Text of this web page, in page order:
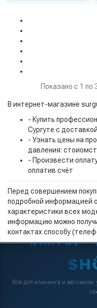
Показано с 1 по
В интернет-магазине
- Купить
Сургуте с доставкой
- Узнать цены на
давления:
- Произвести
оплатив счёт
Перед совершением
подробной информацией
характеристики всех
информацию можно
контактах способу
Всё для клининга и